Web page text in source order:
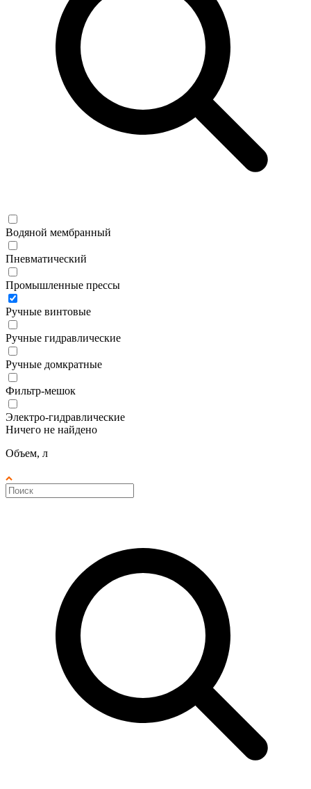
Водяной мембранный
Пневматический
Промышленные прессы
Ручные винтовые
Ручные гидравлические
Ручные домкратные
Фильтр-мешок
Электро-гидравлические
Ничего не найдено
Объем, л